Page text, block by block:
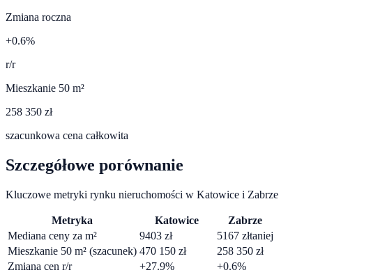
Zmiana roczna
+0.6%
r/r
Mieszkanie 50 m²
258 350 zł
szacunkowa cena całkowita
Szczegółowe porównanie
Kluczowe metryki rynku nieruchomości w Katowice i Zabrze
Metryka Katowice
Zabrze
Mediana ceny za m²
9403 zł 5167 złtaniej
Mieszkanie 50 m² (szacunek) 470 150 zł 258 350 zł
Zmiana cen r/r
+27.9% +0.6%